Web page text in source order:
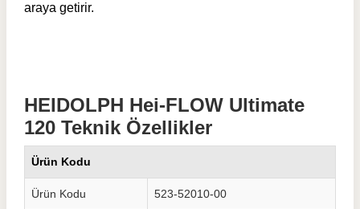
araya getirir.
HEIDOLPH Hei-FLOW Ultimate
120 Teknik Özellikler
Ürün Kodu
Ürün Kodu 523-52010-00